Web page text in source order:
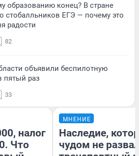
образованию конец? В стране
стобалльников ЕГЭ — почему это
радости
82
объявили беспилотную
пятый раз
33
налог
Что
МНЕНИЕ
Наследие,
чудом не